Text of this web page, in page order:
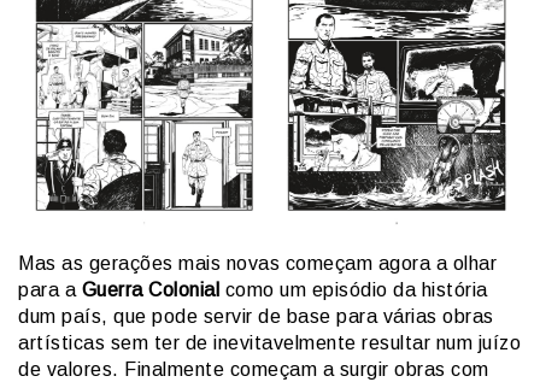
Mas as gerações mais novas começam agora a olhar
para a Guerra Colonial como um episódio da história
dum país, que pode servir de base para várias obras
artísticas sem ter de inevitavelmente resultar num juízo
de valores. Finalmente começam a surgir obras com